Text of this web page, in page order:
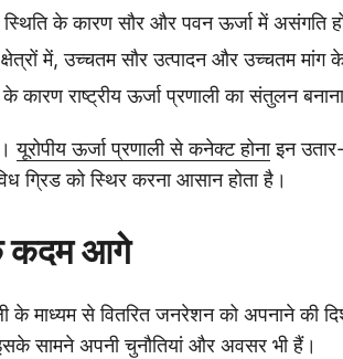
स्थिति के कारण सौर और पवन ऊर्जा में असंगति
में, उच्चतम सौर उत्पादन और उच्चतम मांग
कारण राष्ट्रीय ऊर्जा प्रणाली का संतुलन
यूरोपीय ऊर्जा प्रणाली से कनेक्ट होनाइन
ग्रिड को स्थिर करना आसान होता है।
कदम आगे
के माध्यम से वितरित जनरेशन को अपनाने की
सामने अपनी चुनौतियां और अवसर भी हैं।